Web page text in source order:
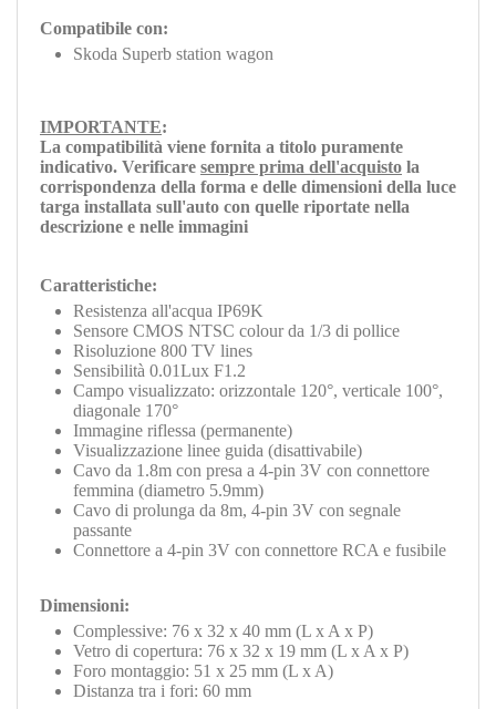
Compatibile con:
Skoda Superb station wagon
IMPORTANTE:
La compatibilità viene fornita a titolo puramente
indicativo. Verificare sempre prima dell'acquisto la
corrispondenza della forma e delle dimensioni della luce
targa installata sull'auto con quelle riportate nella
descrizione e nelle immagini
Caratteristiche:
Resistenza all'acqua IP69K
Sensore CMOS NTSC colour da 1/3 di pollice
Risoluzione 800 TV lines
Sensibilità 0.01Lux F1.2
Campo visualizzato: orizzontale 120°, verticale 100°,
diagonale 170°
Immagine riflessa (permanente)
Visualizzazione linee guida (disattivabile)
Cavo da 1.8m con presa a 4-pin 3V con connettore
femmina (diametro 5.9mm)
Cavo di prolunga da 8m, 4-pin 3V con segnale
passante
Connettore a 4-pin 3V con connettore RCA e fusibile
Dimensioni:
Complessive: 76 x 32 x 40 mm (L x A x P)
Vetro di copertura: 76 x 32 x 19 mm (L x A x P)
Foro montaggio: 51 x 25 mm (L x A)
Distanza tra i fori: 60 mm